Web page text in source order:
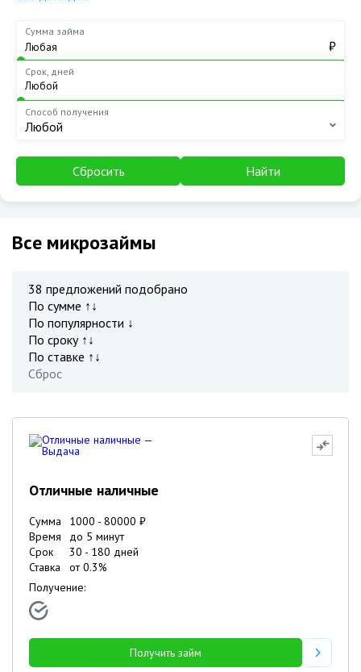
Сумма займа
₽
Срок, дней
Способ получения
Любой
Сбросить Найти
Все микрозаймы
38 предложений подобрано
По сумме ↑↓
По популярности ↓
По сроку ↑↓
По ставке ↑↓
Сброс
Отличные наличные
Сумма 1000 - 80000 ₽
Время
до 5 минут
Срок
30 - 180 дней
Ставка
от0.3%
Получение:
Получить займ